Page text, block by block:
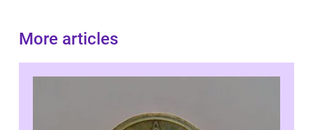
More articles